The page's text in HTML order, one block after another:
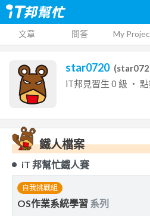
文章 問答 My
star0720 (
iT邦見習生 0 級 ‧
鐵人檔案
iT 邦幫忙鐵人賽
自我挑戰組
OS作業系統學習 系列